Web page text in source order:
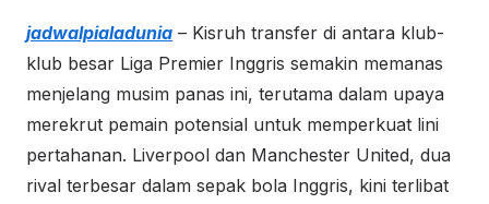
jadwalpialadunia – Kisruh transfer di antara klub-
klub besar Liga Premier Inggris semakin memanas
menjelang musim panas ini, terutama dalam upaya
merekrut pemain potensial untuk memperkuat lini
pertahanan. Liverpool dan Manchester United, dua
rival terbesar dalam sepak bola Inggris, kini terlibat